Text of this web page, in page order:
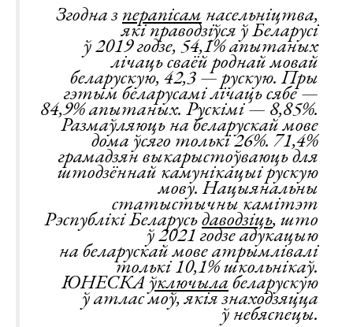
Згодна зперапісам насельніцтва,
які праводзіўся ў Беларусі
ў 2019 годзе, 54,1% апытаных
лічаць сваёй роднай мовай
беларускую, 42,3 — рускую. Пры
гэтым беларусамі лічаць сябе —
84,9% апытаных. Рускімі — 8,85%.
Размаўляюць на беларускай мове
дома ўсяго толькі 26%. 71,4%
грамадзян выкарыстоўваюць для
штодзённай камунікацыі рускую
мову. Нацыянальны
статыстычны камітэт
Рэспублікі Беларусьдаводзіць, што
ў 2021 годзе адукацыю
на беларускай мове атрымлівалі
толькі 10,1% школьнікаў.
ЮНЕСКАўключылабеларускую
ў атлас моў, якія знаходзяцца
ў небяспецы.